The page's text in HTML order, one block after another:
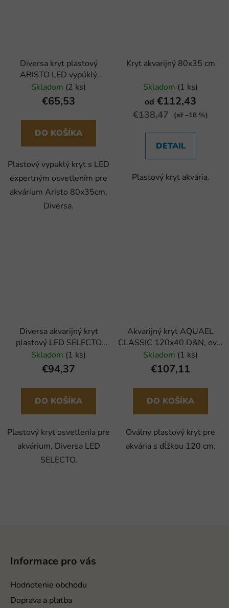
Diversa kryt plastový
ARISTO LED vypúklý
80x35cm
Skladom (2 ks)
€65,53
DO KOŠÍKA
Plastový vypuklý kryt s LED
expertným osvetlením pre
akvárium Aristo 80x35cm,
Diversa.
Kryt akvarijný 80x35 cm
Skladom (1 ks)
od €112,43
€138,47 (až –18 %)
DETAIL
Plastový kryt akvária.
Diversa akvarijný kryt
plastový LED SELECTO
100x50cm
Skladom (1 ks)
€94,37
DO KOŠÍKA
Plastový kryt osvetlenia pre
akvárium, Diversa LED
SELECTO.
Akvarijný kryt AQUAEL
CLASSIC 120x40 D&N, ovál
čierny
Skladom (1 ks)
€107,11
DO KOŠÍKA
Oválny plastový kryt pre
akvária s dĺžkou 120 cm.
Informace pro vás
Hodnotenie obchodu
Doprava a platba